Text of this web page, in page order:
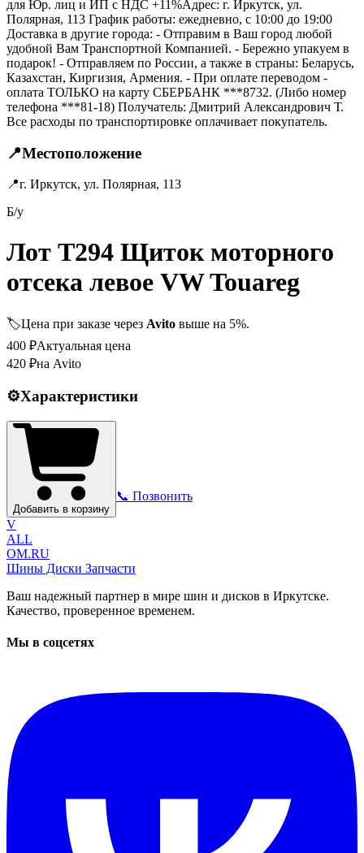
для Юр. лиц и ИП с НДС +11%Адрес: г. Иркутск, ул.
Полярная, 113 График работы: ежедневно, с 10:00 до 19:00
Доставка в другие города: - Отправим в Ваш город любой
удобной Вам Транспортной Компанией. - Бережно упакуем в
подарок! - Отправляем по России, а также в страны: Беларусь,
Казахстан, Киргизия, Армения. - При оплате переводом -
оплата ТОЛЬКО на карту СБЕРБАНК ***8732. (Либо номер
телефона ***81-18) Получатель: Дмитрий Александрович Т.
Все расходы по транспортировке оплачивает покупатель.
📍Местоположение
📍г. Иркутск, ул. Полярная, 113
Б/у
Лот T294 Щиток моторного
отсека левое VW Touareg
🏷️Цена при заказе через Avito выше на 5%.
400 ₽Актуальная цена
420 ₽на Avito
⚙️Характеристики
Добавить в корзину
📞 Позвонить
V
ALL
OM.RU
Шины Диски Запчасти
Ваш надежный партнер в мире шин и дисков в Иркутске.
Качество, проверенное временем.
Мы в соцсетях